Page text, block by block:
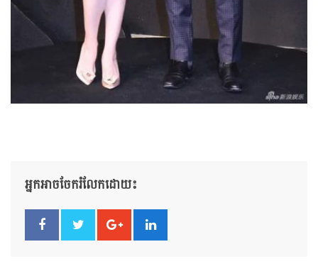
អ្នកអាចចែករំលែកដោយ៖